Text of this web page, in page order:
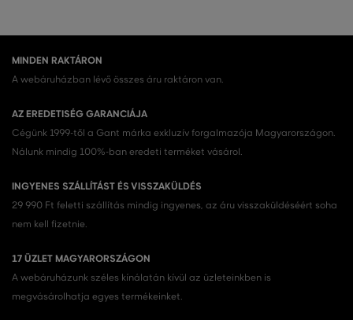
MINDEN RAKTÁRON
A webáruházban lévő összes áru raktáron van.
AZ EREDETISÉG GARANCIÁJA
Cégünk 1999-től a Gant márka exkluzív forgalmazója Magyarországon.
Nálunk mindig 100%-ban eredeti terméket vásárol.
INGYENES SZÁLLÍTÁST ÉS VISSZAKÜLDÉS
29 990 Ft feletti szállítás mindig ingyenes, az áru visszaküldéséért soha
nem kell fizetnie.
17 ÜZLET MAGYARORSZÁGON
A webáruházunk széles kínálatán kívül az üzleteinkben is
megvásárolhatja egyes termékeinket.